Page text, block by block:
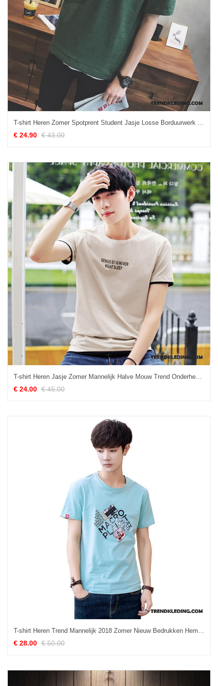
T-shirt Heren Zomer Spotprent Student Jasje Losse Borduurwerk Donkergroen
€ 24.90 € 43.00
T-shirt Heren Jasje Zomer Mannelijk Halve Mouw Trend Onderhemd Effen Kleur Grijs
€ 24.00 € 45.00
T-shirt Heren Trend Mannelijk 2018 Zomer Nieuw Bedrukken Hemelsblauw
€ 28.00 € 50.00